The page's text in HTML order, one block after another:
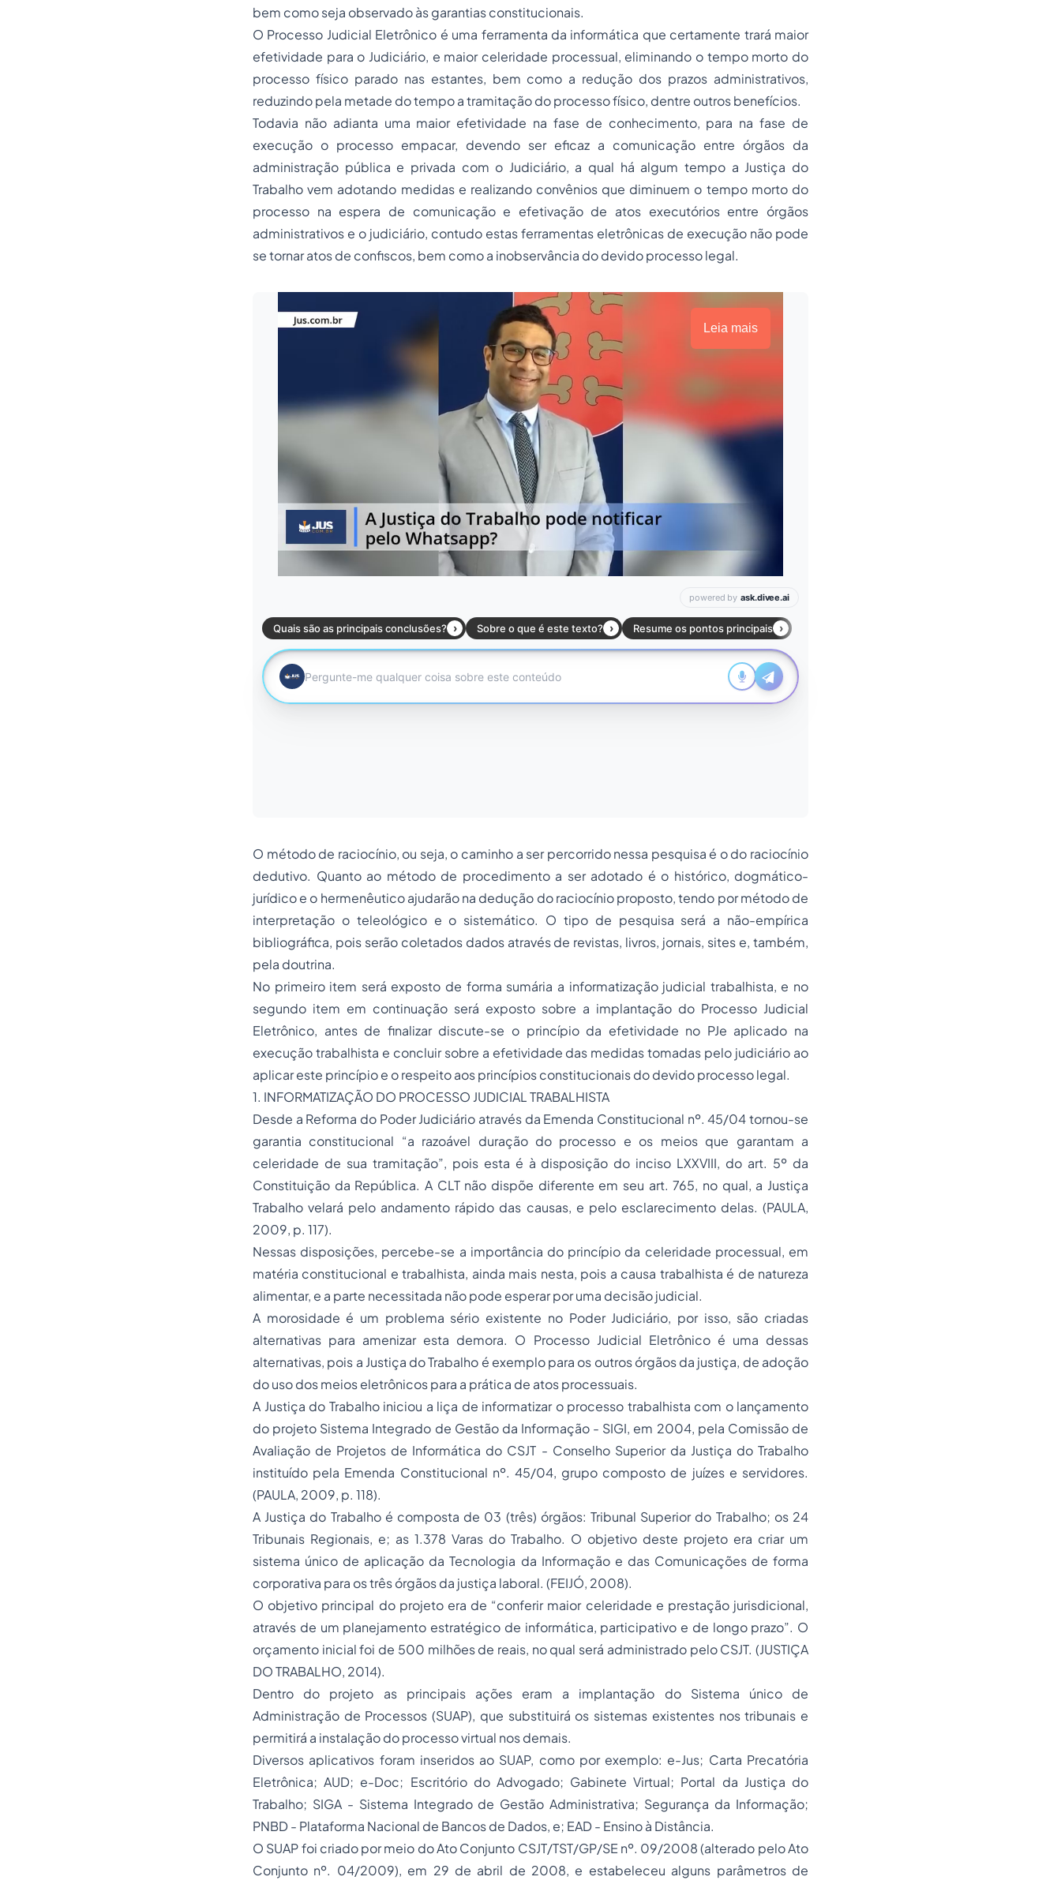
bem como seja observado às garantias constitucionais.
O Processo Judicial Eletrônico é uma ferramenta da informática que certamente trará maior
efetividade para o Judiciário, e maior celeridade processual, eliminando o tempo morto do
processo físico parado nas estantes, bem como a redução dos prazos administrativos,
reduzindo pela metade do tempo a tramitação do processo físico, dentre outros benefícios.
Todavia não adianta uma maior efetividade na fase de conhecimento, para na fase de
execução o processo empacar, devendo ser eficaz a comunicação entre órgãos da
administração pública e privada com o Judiciário, a qual há algum tempo a Justiça do
Trabalho vem adotando medidas e realizando convênios que diminuem o tempo morto do
processo na espera de comunicação e efetivação de atos executórios entre órgãos
administrativos e o judiciário, contudo estas ferramentas eletrônicas de execução não pode
se tornar atos de confiscos, bem como a inobservância do devido processo legal.
Leia mais
O método de raciocínio, ou seja, o caminho a ser percorrido nessa pesquisa é o do raciocínio
dedutivo. Quanto ao método de procedimento a ser adotado é o histórico, dogmático-
jurídico e o hermenêutico ajudarão na dedução do raciocínio proposto, tendo por método de
interpretação o teleológico e o sistemático. O tipo de pesquisa será a não-empírica
bibliográfica, pois serão coletados dados através de revistas, livros, jornais, sites e, também,
pela doutrina.
No primeiro item será exposto de forma sumária a informatização judicial trabalhista, e no
segundo item em continuação será exposto sobre a implantação do Processo Judicial
Eletrônico, antes de finalizar discute-se o princípio da efetividade no PJe aplicado na
execução trabalhista e concluir sobre a efetividade das medidas tomadas pelo judiciário ao
aplicar este princípio e o respeito aos princípios constitucionais do devido processo legal.
1. INFORMATIZAÇÃO DO PROCESSO JUDICIAL TRABALHISTA
Desde a Reforma do Poder Judiciário através da Emenda Constitucional nº. 45/04 tornou-se
garantia constitucional “a razoável duração do processo e os meios que garantam a
celeridade de sua tramitação”, pois esta é à disposição do inciso LXXVIII, do art. 5º da
Constituição da República. A CLT não dispõe diferente em seu art. 765, no qual, a Justiça
Trabalho velará pelo andamento rápido das causas, e pelo esclarecimento delas. (PAULA,
2009, p. 117).
Nessas disposições, percebe-se a importância do princípio da celeridade processual, em
matéria constitucional e trabalhista, ainda mais nesta, pois a causa trabalhista é de natureza
alimentar, e a parte necessitada não pode esperar por uma decisão judicial.
A morosidade é um problema sério existente no Poder Judiciário, por isso, são criadas
alternativas para amenizar esta demora. O Processo Judicial Eletrônico é uma dessas
alternativas, pois a Justiça do Trabalho é exemplo para os outros órgãos da justiça, de adoção
do uso dos meios eletrônicos para a prática de atos processuais.
A Justiça do Trabalho iniciou a liça de informatizar o processo trabalhista com o lançamento
do projeto Sistema Integrado de Gestão da Informação - SIGI, em 2004, pela Comissão de
Avaliação de Projetos de Informática do CSJT - Conselho Superior da Justiça do Trabalho
instituído pela Emenda Constitucional nº. 45/04, grupo composto de juízes e servidores.
(PAULA, 2009, p. 118).
A Justiça do Trabalho é composta de 03 (três) órgãos: Tribunal Superior do Trabalho; os 24
Tribunais Regionais, e; as 1.378 Varas do Trabalho. O objetivo deste projeto era criar um
sistema único de aplicação da Tecnologia da Informação e das Comunicações de forma
corporativa para os três órgãos da justiça laboral. (FEIJÓ, 2008).
O objetivo principal do projeto era de “conferir maior celeridade e prestação jurisdicional,
através de um planejamento estratégico de informática, participativo e de longo prazo”. O
orçamento inicial foi de 500 milhões de reais, no qual será administrado pelo CSJT. (JUSTIÇA
DO TRABALHO, 2014).
Dentro do projeto as principais ações eram a implantação do Sistema único de
Administração de Processos (SUAP), que substituirá os sistemas existentes nos tribunais e
permitirá a instalação do processo virtual nos demais.
Diversos aplicativos foram inseridos ao SUAP, como por exemplo: e-Jus; Carta Precatória
Eletrônica; AUD; e-Doc; Escritório do Advogado; Gabinete Virtual; Portal da Justiça do
Trabalho; SIGA - Sistema Integrado de Gestão Administrativa; Segurança da Informação;
PNBD - Plataforma Nacional de Bancos de Dados, e; EAD - Ensino à Distância.
O SUAP foi criado por meio do Ato Conjunto CSJT/TST/GP/SE nº. 09/2008 (alterado pelo Ato
Conjunto nº. 04/2009), em 29 de abril de 2008, e estabeleceu alguns parâmetros de